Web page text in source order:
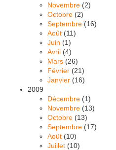
Novembre (2)
Octobre (2)
Septembre (16)
Août (11)
Juin (1)
Avril (4)
Mars (26)
Février (21)
Janvier (16)
2009
Décembre (1)
Novembre (13)
Octobre (13)
Septembre (17)
Août (10)
Juillet (10)